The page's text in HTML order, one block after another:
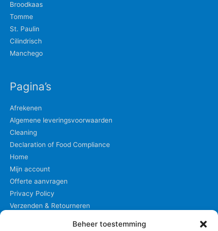
Beheer toestemming
Broodkaas
Tomme
St. Paulin
Cilindrisch
Manchego
Pagina’s
Afrekenen
Algemene leveringsvoorwaarden
Cleaning
Declaration of Food Compliance
Home
Mijn account
Offerte aanvragen
Privacy Policy
Verzenden & Retourneren